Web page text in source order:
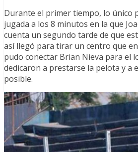
Durante el primer tiempo, lo único
jugada a los 8 minutos en la que
cuenta un segundo tarde de que
así llegó para tirar un centro que
pudo conectar Brian Nieva para el
dedicaron a prestarse la pelota y a
posible.